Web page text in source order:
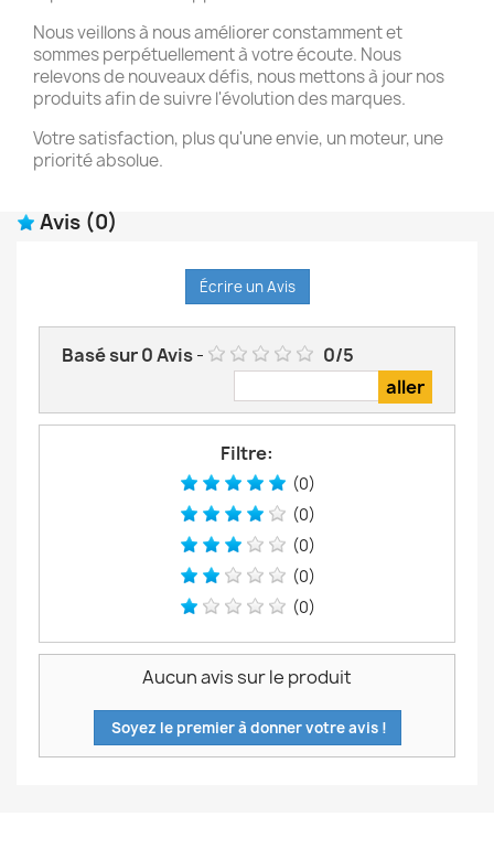
Nous veillons à nous améliorer constamment et
sommes perpétuellement à votre écoute. Nous
relevons de nouveaux défis, nous mettons à jour nos
produits afin de suivre l'évolution des marques.
Votre satisfaction, plus qu'une envie, un moteur, une
priorité absolue.
Avis (0)
Écrire un Avis
Basé sur0Avis- 0/5
Filtre:
(0)
(0)
(0)
(0)
(0)
Aucun avis sur le produit
Soyez le premier à donner votre avis !